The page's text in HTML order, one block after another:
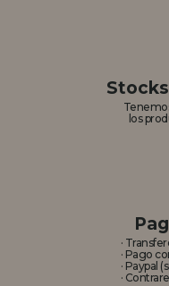
los
·
· Pago
· Paypal
·